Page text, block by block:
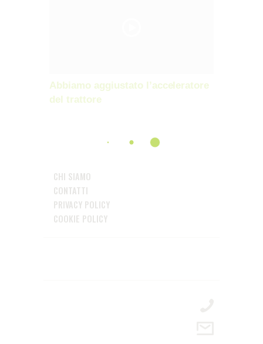
Abbiamo aggiustato l’acceleratore
del trattore
CHI SIAMO
CONTATTI
PRIVACY POLICY
COOKIE POLICY